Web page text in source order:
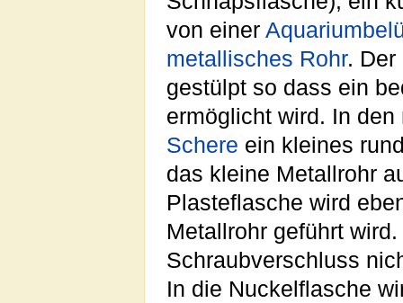
von einer
metallisches Rohr. Der
gestülpt so dass ein
ermöglicht wird. In
Schere ein kleines
das kleine Metallrohr
Plasteflasche wird
Metallrohr geführt
Schraubverschluss
In die Nuckelflasche